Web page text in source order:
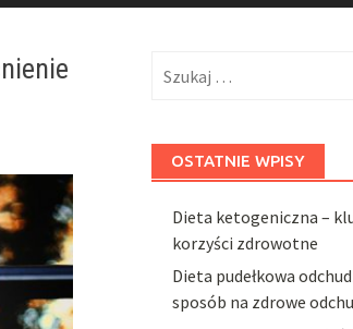
OSTATNIE WPISY
Dieta ketogeniczna –
korzyści zdrowotne
Dieta pudełkowa
sposób na zdrowe